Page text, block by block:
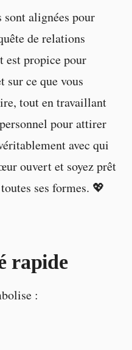
sont alignées pour
de relations
est propice pour
sur ce que vous
tout en travaillant
pour attirer
avec qui
ouvert et soyez prêt
ses formes. 💖
rapide
: